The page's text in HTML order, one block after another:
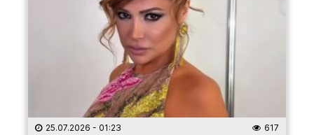
25.07.2026 - 01:23 617